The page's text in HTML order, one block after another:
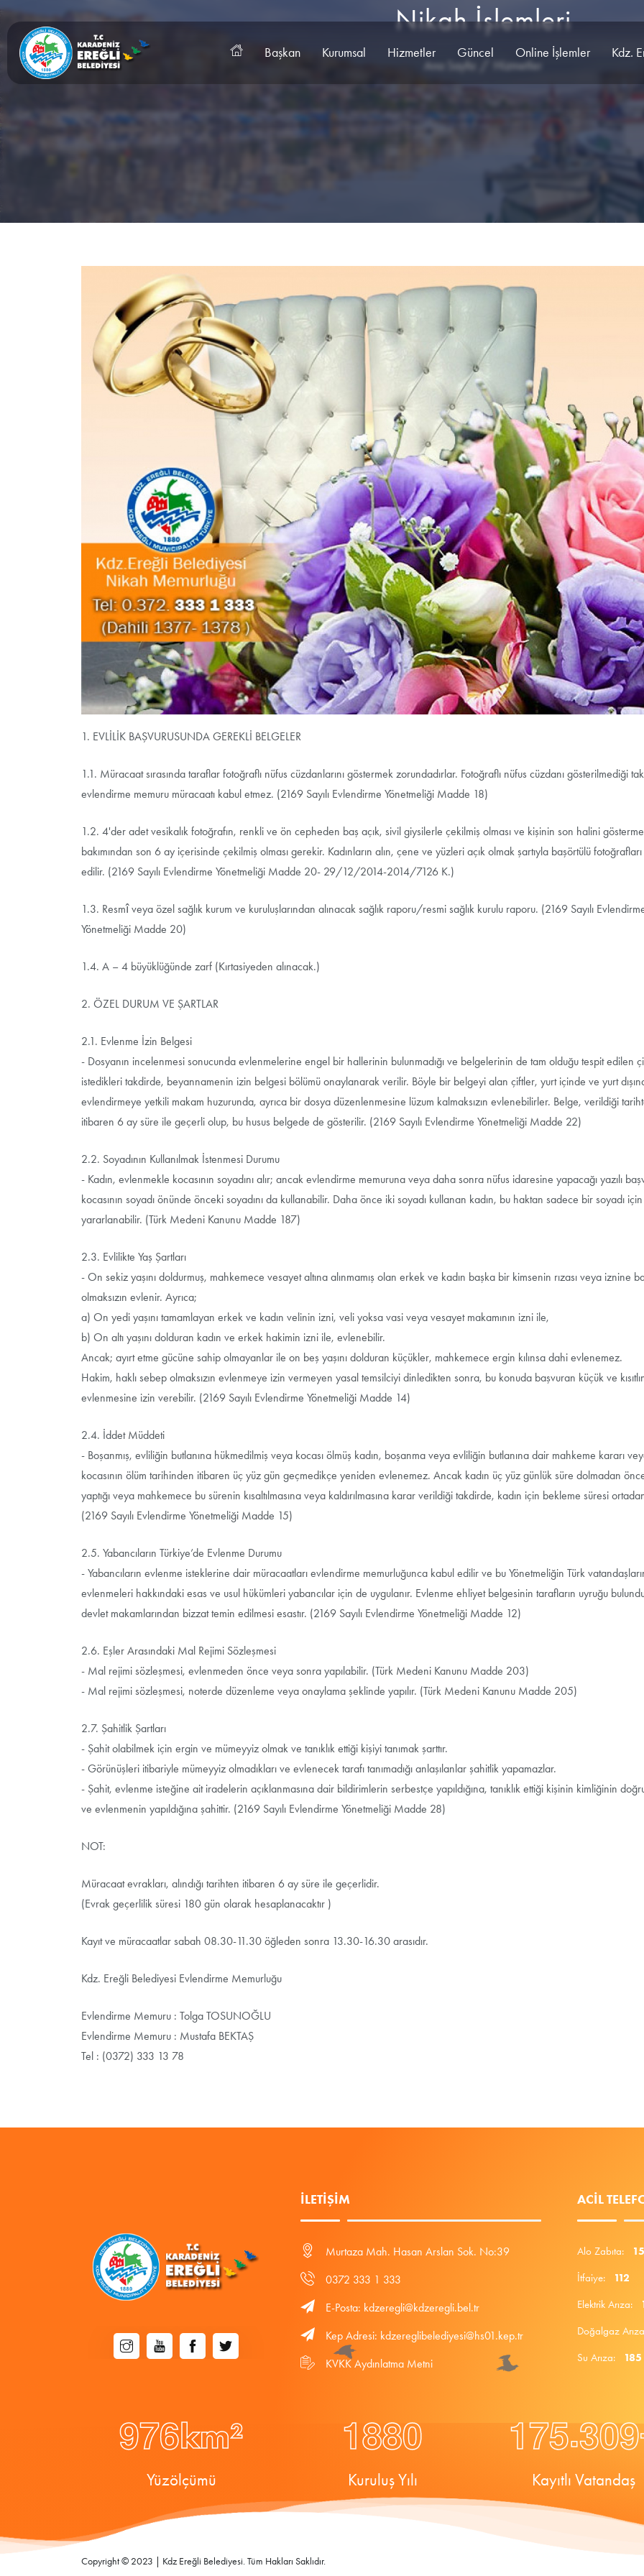
Başkan Kurumsal Hizmetler Güncel Online İşlemler Kdz.
Nikah İşlemleri
Ana Sayfa Hizmetler
1. EVLİLİK BAŞVURUSUNDA GEREKLİ BELGELER
1.1. Müracaat sırasında taraflar fotoğraflı nüfus cüzdanlarını göstermek zorundadırlar. Fotoğraflı nüfus cüzdanı gösterilmediği
evlendirme memuru müracaatı kabul etmez. (2169 Sayılı Evlendirme Yönetmeliği Madde 18)
1.2. 4'der adet vesikalık fotoğrafın, renkli ve ön cepheden baş açık, sivil giysilerle çekilmiş olması ve kişinin son halini
bakımından son 6 ay içerisinde çekilmiş olması gerekir. Kadınların alın, çene ve yüzleri açık olmak şartıyla başörtülü
edilir. (2169 Sayılı Evlendirme Yönetmeliği Madde 20- 29/12/2014-2014/7126 K.)
1.3. Resmî veya özel sağlık kurum ve kuruluşlarından alınacak sağlık raporu/resmi sağlık kurulu raporu. (2169 Sayılı
Yönetmeliği Madde 20)
1.4. A – 4 büyüklüğünde zarf (Kırtasiyeden alınacak.)
2. ÖZEL DURUM VE ŞARTLAR
2.1. Evlenme İzin Belgesi
- Dosyanın incelenmesi sonucunda evlenmelerine engel bir hallerinin bulunmadığı ve belgelerinin de tam olduğu tespit edilen
istedikleri takdirde, beyannamenin izin belgesi bölümü onaylanarak verilir. Böyle bir belgeyi alan çiftler, yurt içinde ve yurt
evlendirmeye yetkili makam huzurunda, ayrıca bir dosya düzenlenmesine lüzum kalmaksızın evlenebilirler. Belge, verildiği
itibaren 6 ay süre ile geçerli olup, bu husus belgede de gösterilir. (2169 Sayılı Evlendirme Yönetmeliği Madde 22)
2.2. Soyadının Kullanılmak İstenmesi Durumu
- Kadın, evlenmekle kocasının soyadını alır; ancak evlendirme memuruna veya daha sonra nüfus idaresine yapacağı yazılı
kocasının soyadı önünde önceki soyadını da kullanabilir. Daha önce iki soyadı kullanan kadın, bu haktan sadece bir soyadı için
yararlanabilir. (Türk Medeni Kanunu Madde 187)
2.3. Evlilikte Yaş Şartları
- On sekiz yaşını doldurmuş, mahkemece vesayet altına alınmamış olan erkek ve kadın başka bir kimsenin rızası veya iznine
olmaksızın evlenir. Ayrıca;
a) On yedi yaşını tamamlayan erkek ve kadın velinin izni, veli yoksa vasi veya vesayet makamının izni ile,
b) On altı yaşını dolduran kadın ve erkek hakimin izni ile, evlenebilir.
Ancak; ayırt etme gücüne sahip olmayanlar ile on beş yaşını dolduran küçükler, mahkemece ergin kılınsa dahi evlenemez.
Hakim, haklı sebep olmaksızın evlenmeye izin vermeyen yasal temsilciyi dinledikten sonra, bu konuda başvuran küçük ve
evlenmesine izin verebilir. (2169 Sayılı Evlendirme Yönetmeliği Madde 14)
2.4. İddet Müddeti
- Boşanmış, evliliğin butlanına hükmedilmiş veya kocası ölmüş kadın, boşanma veya evliliğin butlanına dair mahkeme kararı
kocasının ölüm tarihinden itibaren üç yüz gün geçmedikçe yeniden evlenemez. Ancak kadın üç yüz günlük süre dolmadan
yaptığı veya mahkemece bu sürenin kısaltılmasına veya kaldırılmasına karar verildiği takdirde, kadın için bekleme süresi
(2169 Sayılı Evlendirme Yönetmeliği Madde 15)
2.5. Yabancıların Türkiye’de Evlenme Durumu
- Yabancıların evlenme isteklerine dair müracaatları evlendirme memurluğunca kabul edilir ve bu Yönetmeliğin Türk
evlenmeleri hakkındaki esas ve usul hükümleri yabancılar için de uygulanır. Evlenme ehliyet belgesinin tarafların uyruğu
devlet makamlarından bizzat temin edilmesi esastır. (2169 Sayılı Evlendirme Yönetmeliği Madde 12)
2.6. Eşler Arasındaki Mal Rejimi Sözleşmesi
- Mal rejimi sözleşmesi, evlenmeden önce veya sonra yapılabilir. (Türk Medeni Kanunu Madde 203)
- Mal rejimi sözleşmesi, noterde düzenleme veya onaylama şeklinde yapılır. (Türk Medeni Kanunu Madde 205)
2.7. Şahitlik Şartları
- Şahit olabilmek için ergin ve mümeyyiz olmak ve tanıklık ettiği kişiyi tanımak şarttır.
- Görünüşleri itibariyle mümeyyiz olmadıkları ve evlenecek tarafı tanımadığı anlaşılanlar şahitlik yapamazlar.
- Şahit, evlenme isteğine ait iradelerin açıklanmasına dair bildirimlerin serbestçe yapıldığına, tanıklık ettiği kişinin kimliğinin
ve evlenmenin yapıldığına şahittir. (2169 Sayılı Evlendirme Yönetmeliği Madde 28)
NOT:
Müracaat evrakları, alındığı tarihten itibaren 6 ay süre ile geçerlidir.
(Evrak geçerlilik süresi 180 gün olarak hesaplanacaktır )
Kayıt ve müracaatlar sabah 08.30-11.30 öğleden sonra 13.30-16.30 arasıdır.
Kdz. Ereğli Belediyesi Evlendirme Memurluğu
Evlendirme Memuru : Tolga TOSUNOĞLU
Evlendirme Memuru : Mustafa BEKTAŞ
Tel : (0372) 333 13 78
İLETIŞIM
Murtaza Mah. Hasan Arslan Sok. No:39
0372 333 1 333
E-Posta: kdzeregli@kdzeregli.bel.tr
Kep Adresi: kdzereglibelediyesi@hs01.kep.tr
KVKK Aydınlatma Metni
ACIL
Alo Zabıta:
İtfaiye: 112
Elektrik Arıza:
Doğalgaz
Su Arıza: 185
976km²
Yüzölçümü
1880
Kuruluş Yılı
175.309
Kayıtlı Vatandaş
Copyright © 2023 | Kdz Ereğli Belediyesi. Tüm Hakları Saklıdır.